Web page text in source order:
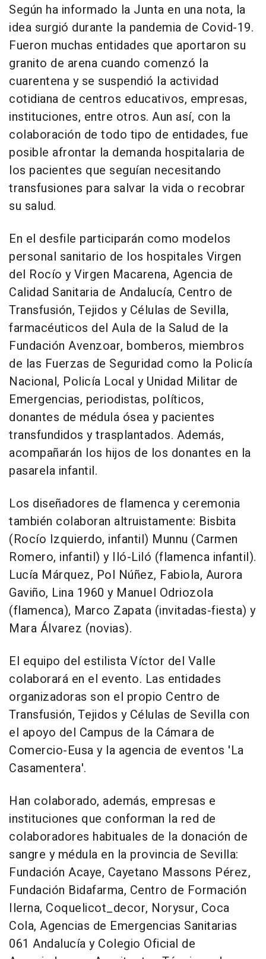
Según ha informado la Junta en una nota, la
idea surgió durante la pandemia de Covid-19.
Fueron muchas entidades que aportaron su
granito de arena cuando comenzó la
cuarentena y se suspendió la actividad
cotidiana de centros educativos, empresas,
instituciones, entre otros. Aun así, con la
colaboración de todo tipo de entidades, fue
posible afrontar la demanda hospitalaria de
los pacientes que seguían necesitando
transfusiones para salvar la vida o recobrar
su salud.
En el desfile participarán como modelos
personal sanitario de los hospitales Virgen
del Rocío y Virgen Macarena, Agencia de
Calidad Sanitaria de Andalucía, Centro de
Transfusión, Tejidos y Células de Sevilla,
farmacéuticos del Aula de la Salud de la
Fundación Avenzoar, bomberos, miembros
de las Fuerzas de Seguridad como la Policía
Nacional, Policía Local y Unidad Militar de
Emergencias, periodistas, políticos,
donantes de médula ósea y pacientes
transfundidos y trasplantados. Además,
acompañarán los hijos de los donantes en la
pasarela infantil.
Los diseñadores de flamenca y ceremonia
también colaboran altruistamente: Bisbita
(Rocío Izquierdo, infantil) Munnu (Carmen
Romero, infantil) y Iló-Liló (flamenca infantil).
Lucía Márquez, Pol Núñez, Fabiola, Aurora
Gaviño, Lina 1960 y Manuel Odriozola
(flamenca), Marco Zapata (invitadas-fiesta) y
Mara Álvarez (novias).
El equipo del estilista Víctor del Valle
colaborará en el evento. Las entidades
organizadoras son el propio Centro de
Transfusión, Tejidos y Células de Sevilla con
el apoyo del Campus de la Cámara de
Comercio-Eusa y la agencia de eventos 'La
Casamentera'.
Han colaborado, además, empresas e
instituciones que conforman la red de
colaboradores habituales de la donación de
sangre y médula en la provincia de Sevilla:
Fundación Acaye, Cayetano Massons Pérez,
Fundación Bidafarma, Centro de Formación
Ilerna, Coquelicot_decor, Norysur, Coca
Cola, Agencias de Emergencias Sanitarias
061 Andalucía y Colegio Oficial de